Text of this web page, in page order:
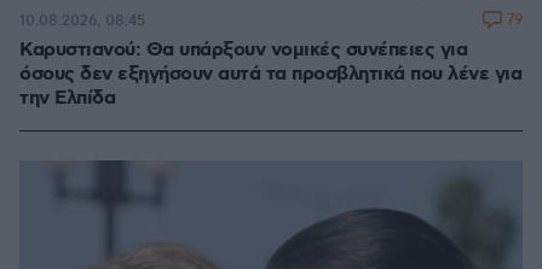
Καρυστιανού: Θα υπάρξουν νομικές συνέπειες για
όσους δεν εξηγήσουν αυτά τα προσβλητικά που λένε για
την Ελπίδα
10.08.2026, 08:45 79